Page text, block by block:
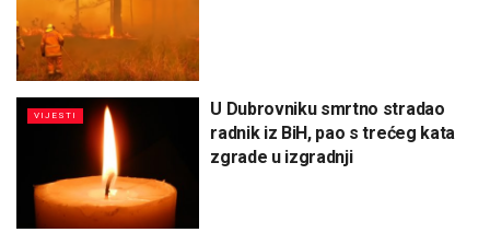
VIJESTI
U Dubrovniku smrtno stradao
radnik iz BiH, pao s trećeg kata
zgrade u izgradnji